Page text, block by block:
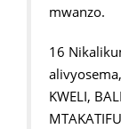
mwanzo.
16
KWELI,